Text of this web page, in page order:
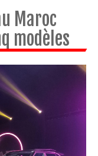
Maroc
modèles